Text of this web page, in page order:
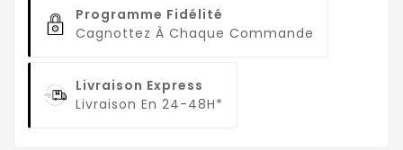
Programme Fidélité
Cagnottez À Chaque Commande
Livraison Express
Livraison En 24-48H*